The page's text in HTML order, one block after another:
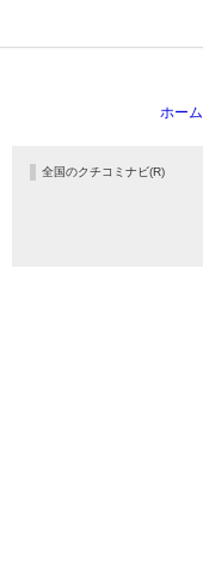
ホーム
全国のクチコミナビ(R)